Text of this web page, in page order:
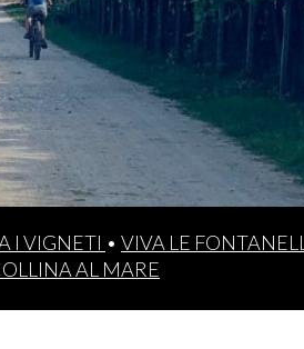
I VIGNETI • VIVA LE
AL MARE